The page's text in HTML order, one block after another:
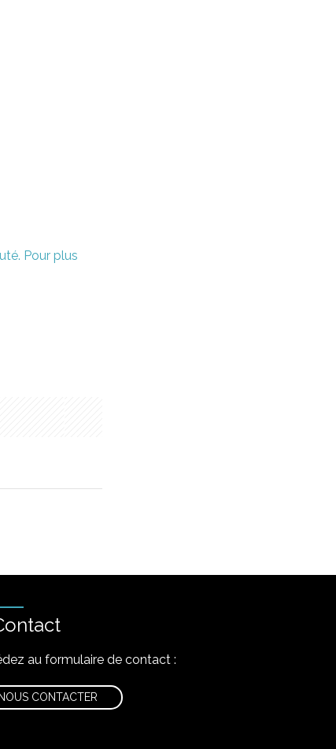
Pour plus
au formulaire de contact :
NOUS CONTACTER